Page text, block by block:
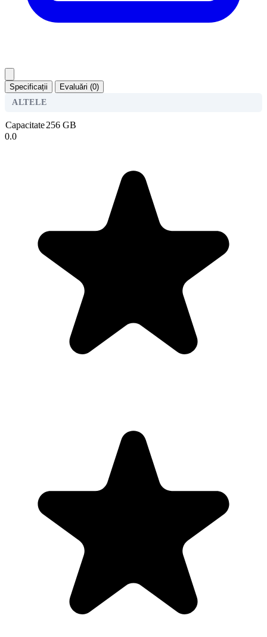
Specificații
Evaluări (0)
ALTELE
Capacitate256 GB
0.0